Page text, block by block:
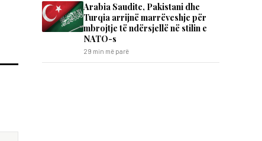
Arabia Saudite, Pakistani dhe
Turqia arrijnë marrëveshje për
mbrojtje të ndërsjellë në stilin e
NATO-s
29 min më parë